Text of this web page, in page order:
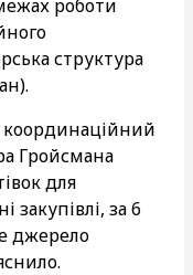
роботи
структура
Гройсмана
для
закупівлі, за 6
джерело